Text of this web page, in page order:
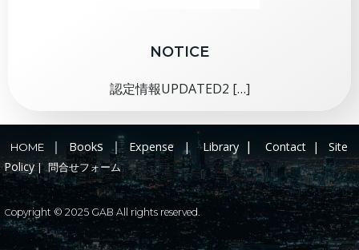
NOTICE
認定情報UPDATED2 […]
HOME ｜ Books ｜ Expense | Library | Contact |
Site
Policy| 問合せフォーム
Copyright © 2025 GAB All rights reserved.